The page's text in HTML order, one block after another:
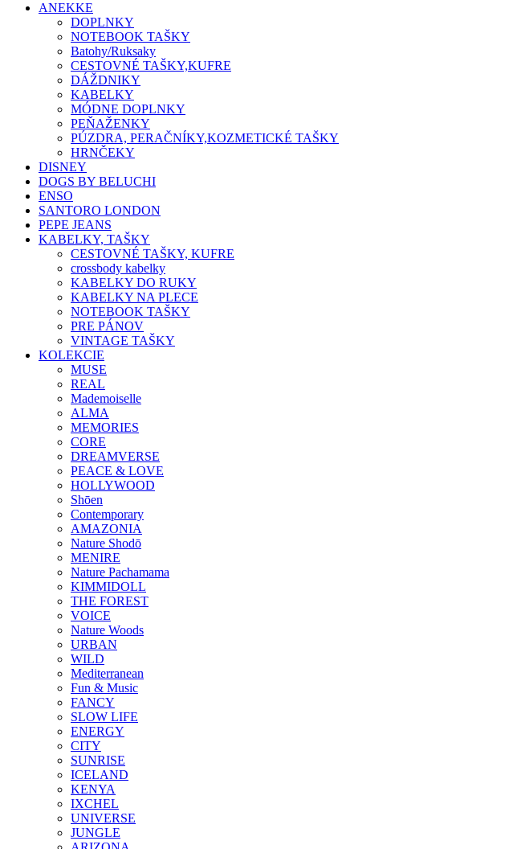
ANEKKE
DOPLNKY
NOTEBOOK TAŠKY
Batohy/Ruksaky
CESTOVNÉ TAŠKY,KUFRE
DÁŽDNIKY
KABELKY
MÓDNE DOPLNKY
PEŇAŽENKY
PÚZDRA, PERAČNÍKY,KOZMETICKÉ TAŠKY
HRNČEKY
DISNEY
DOGS BY BELUCHI
ENSO
SANTORO LONDON
PEPE JEANS
KABELKY, TAŠKY
CESTOVNÉ TAŠKY, KUFRE
crossbody kabelky
KABELKY DO RUKY
KABELKY NA PLECE
NOTEBOOK TAŠKY
PRE PÁNOV
VINTAGE TAŠKY
KOLEKCIE
MUSE
REAL
Mademoiselle
ALMA
MEMORIES
CORE
DREAMVERSE
PEACE & LOVE
HOLLYWOOD
Shōen
Contemporary
AMAZONIA
Nature Shodō
MENIRE
Nature Pachamama
KIMMIDOLL
THE FOREST
VOICE
Nature Woods
URBAN
WILD
Mediterranean
Fun & Music
FANCY
SLOW LIFE
ENERGY
CITY
SUNRISE
ICELAND
KENYA
IXCHEL
UNIVERSE
JUNGLE